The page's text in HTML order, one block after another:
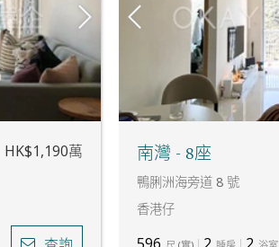
HK$1,190萬 南灣 - 8座
鴨脷洲海旁道 8 號
香港仔